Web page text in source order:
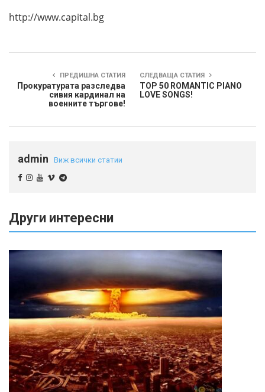
http://www.capital.bg
ПРЕДИШНА СТАТИЯ
Прокуратурата разследва
сивия кардинал на
военните търгове!
СЛЕДВАЩА СТАТИЯ
TOP 50 ROMANTIC PIANO
LOVE SONGS!
admin Виж всички статии
Други интересни